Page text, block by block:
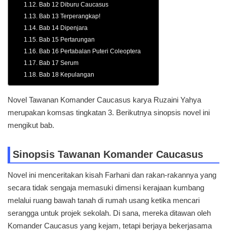
Bab 12 Diburu Caucasus
Bab 13 Terperangkap!
Bab 14 Dipenjara
Bab 15 Pertarungan
Bab 16 Pertabalan Puteri Coleoptera
Bab 17 Serum
Bab 18 Kepulangan
Novel Tawanan Komander Caucasus karya Ruzaini Yahya
merupakan komsas tingkatan 3. Berikutnya sinopsis novel ini
mengikut bab.
Sinopsis Tawanan Komander Caucasus
Novel ini menceritakan kisah Farhani dan rakan-rakannya yang
secara tidak sengaja memasuki dimensi kerajaan kumbang
melalui ruang bawah tanah di rumah usang ketika mencari
serangga untuk projek sekolah. Di sana, mereka ditawan oleh
Komander Caucasus yang kejam, tetapi berjaya bekerjasama